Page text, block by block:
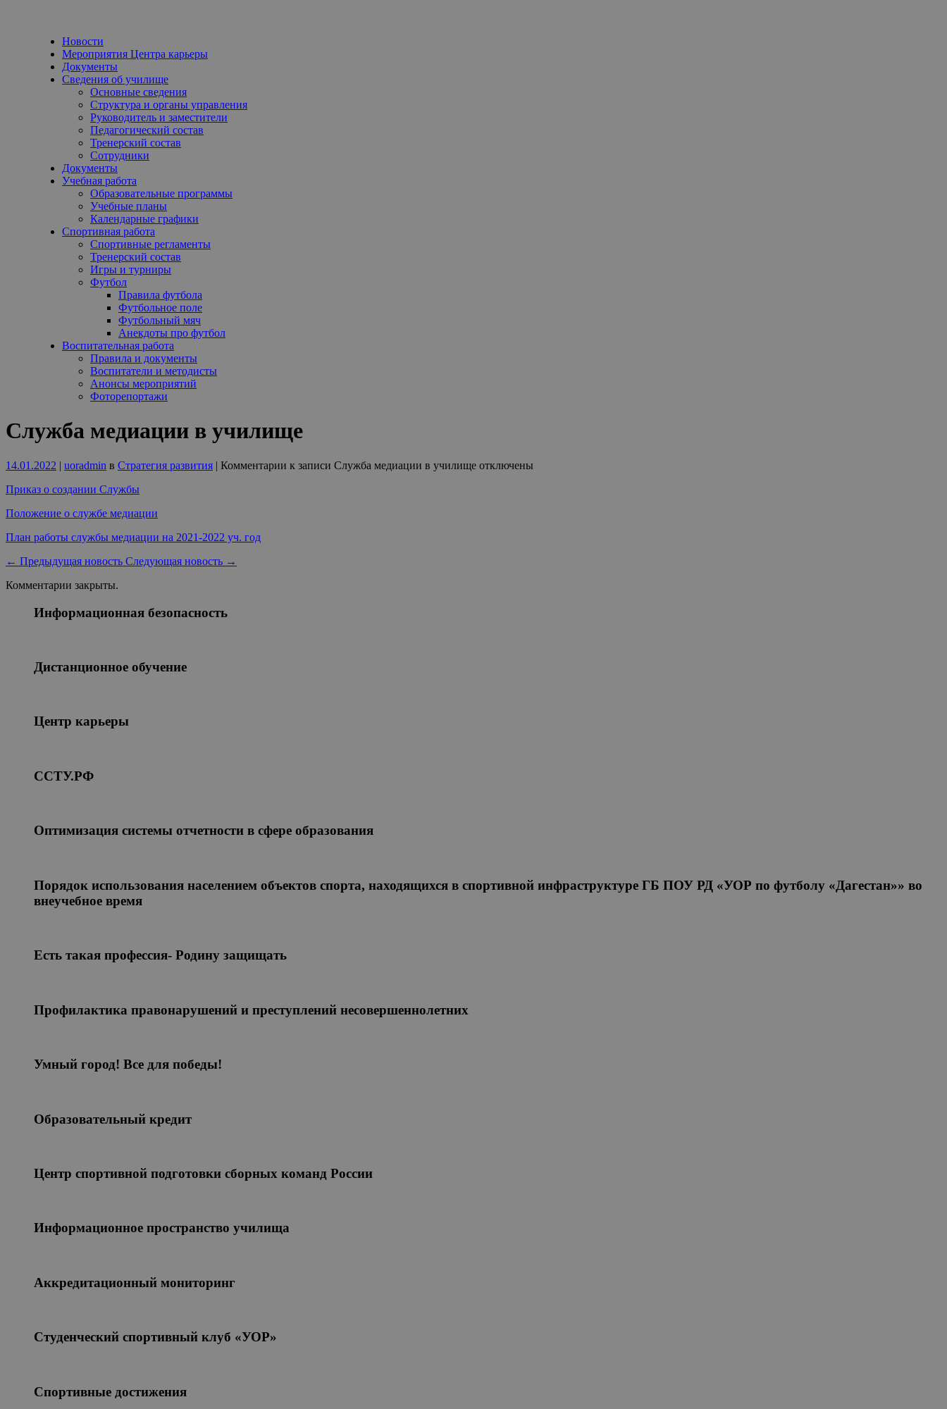
Новости
Мероприятия Центра карьеры
Документы
Сведения об училище
Основные сведения
Структура и органы управления
Руководитель и заместители
Педагогический состав
Тренерский состав
Сотрудники
Документы
Учебная работа
Образовательные программы
Учебные планы
Календарные графики
Спортивная работа
Спортивные регламенты
Тренерский состав
Игры и турниры
Футбол
Правила футбола
Футбольное поле
Футбольный мяч
Анекдоты про футбол
Воспитательная работа
Правила и документы
Воспитатели и методисты
Анонсы мероприятий
Фоторепортажи
Служба медиации в училище
14.01.2022 | uoradmin в Стратегия развития | Комментарии к записи Служба медиации в училище отключены
Приказ о создании Службы
Положение о службе медиации
План работы службы медиации на 2021-2022 уч. год
← Предыдущая новость Следующая новость →
Комментарии закрыты.
Информационная безопасность
Дистанционное обучение
Центр карьеры
ССТУ.РФ
Оптимизация системы отчетности в сфере образования
Порядок использования населением объектов спорта, находящихся в спортивной инфраструктуре ГБ ПОУ РД «УОР по футболу «Дагестан»» во
внеучебное время
Есть такая профессия- Родину защищать
Профилактика правонарушений и преступлений несовершеннолетних
Умный город! Все для победы!
Образовательный кредит
Центр спортивной подготовки сборных команд России
Информационное пространство училища
Аккредитационный мониторинг
Студенческий спортивный клуб «УОР»
Спортивные достижения